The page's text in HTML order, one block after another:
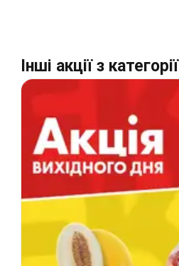
Інші акції з категорії